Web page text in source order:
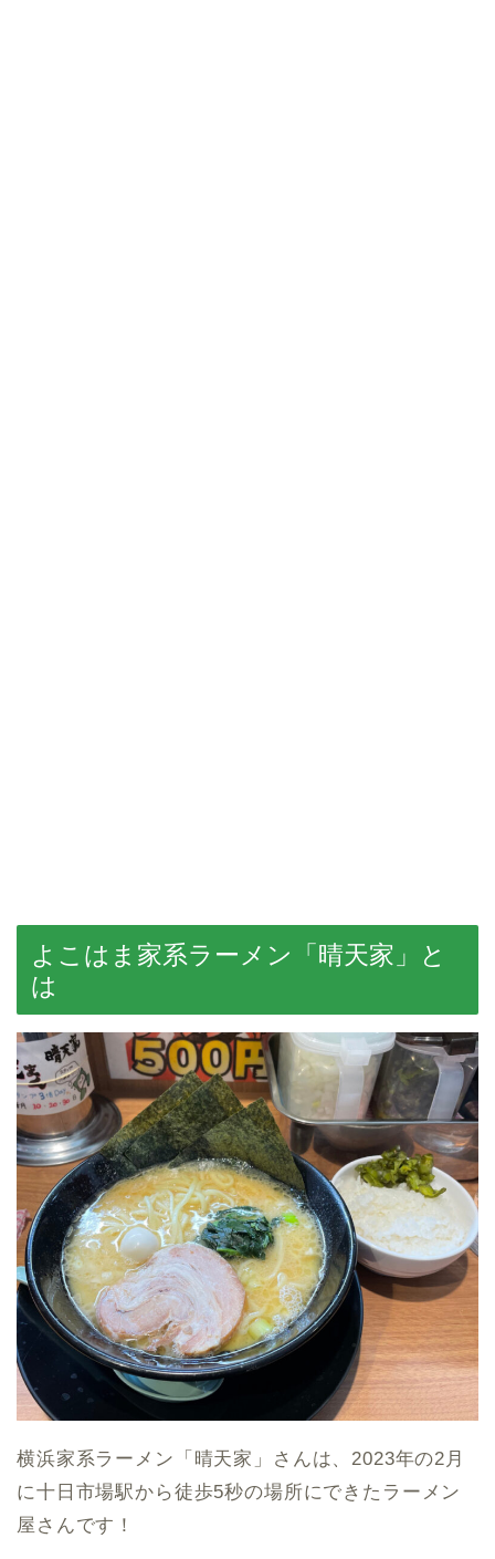
よこはま家系ラーメン「晴天家」と
は
横浜家系ラーメン「晴天家」さんは、2023年の2月
に十日市場駅から徒歩5秒の場所にできたラーメン
屋さんです！